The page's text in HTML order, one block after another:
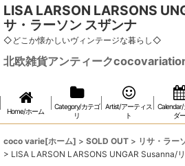
LISA LARSON LARSONS
サ・ラーソン スザンナ
◇どこか懐かしいヴィンテージな暮らし◇
北欧雑貨アンティーク
Home/ホーム
Category/カテゴ
リ
Artist/アーティス
ト
ダー
coco varie[ホーム] > SOLD OUT > リサ・ラー
> LISA LARSON LARSONS UNGAR Susanna/